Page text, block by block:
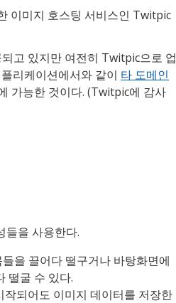
이미지 호스팅 서비스인 Twitpic
고 있지만 여전히 Twitpic으로 업
리케이션에서와 같이 타 도메인
가능한 것이다. (Twitpic에 감사
들을 사용한다.
을 끌어다 떨구거나 바탕화면에
떨굴 수 있다.
작되어도 이미지 데이터를 저장한